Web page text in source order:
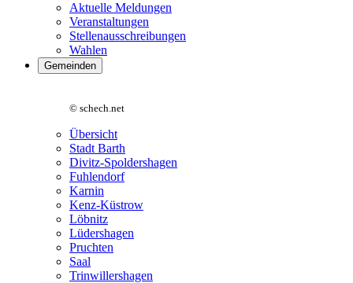
Aktuelle Meldungen
Veranstaltungen
Stellenausschreibungen
Wahlen
Gemeinden
© schech.net
Übersicht
Stadt Barth
Divitz-Spoldershagen
Fuhlendorf
Karnin
Kenz-Küstrow
Löbnitz
Lüdershagen
Pruchten
Saal
Trinwillershagen